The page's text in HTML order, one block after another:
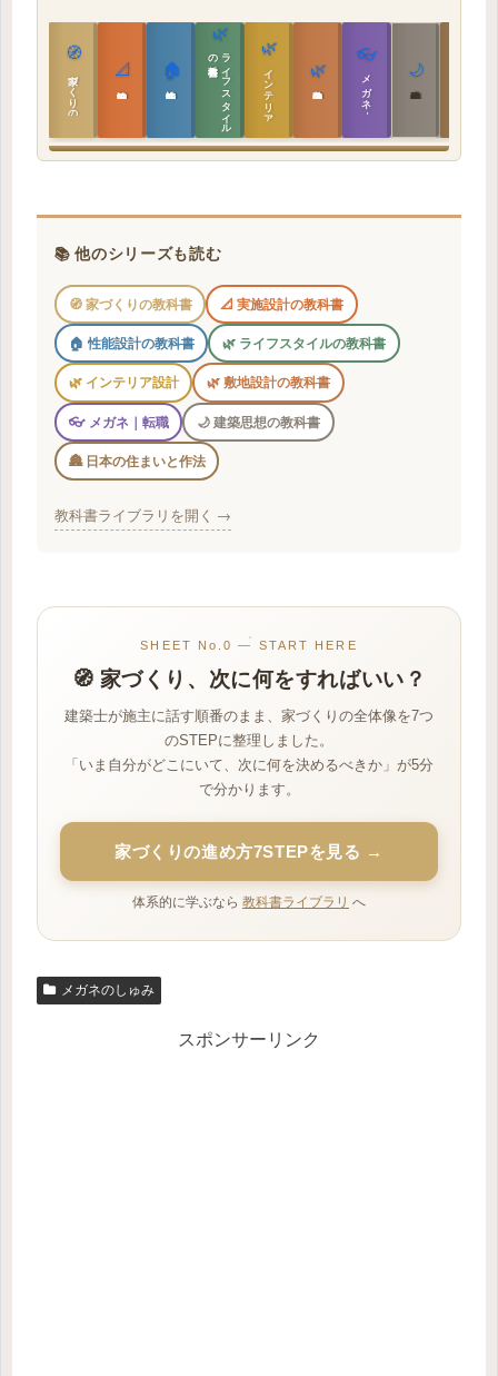
🧭
家づくりの教科書 📐
実施設計の教科書
🏠
性能設計の教科書
🌿
ラ
イ
フ
ス
タ
イ
ル
の
教科書 🌿
インテリア設計 🌿
敷地設計の教科書
👓
メガネ｜転職 🌙
建築思想の教科書
📚 他のシリーズも読む
🧭 家づくりの教科書 📐 実施設計の教科書
🏠 性能設計の教科書 🌿 ライフスタイルの教科書
🌿 インテリア設計 🌿 敷地設計の教科書
👓 メガネ｜転職 🌙 建築思想の教科書
🏯 日本の住まいと作法
教科書ライブラリを開く →
SHEET No.0 — START HERE
🧭 家づくり、次に何をすればいい？
建築士が施主に話す順番のまま、家づくりの全体像を7つ
のSTEPに整理しました。
「いま自分がどこにいて、次に何を決めるべきか」が5分
で分かります。
家づくりの進め方7STEPを見る →
体系的に学ぶなら 教科書ライブラリ へ
メガネのしゅみ
スポンサーリンク